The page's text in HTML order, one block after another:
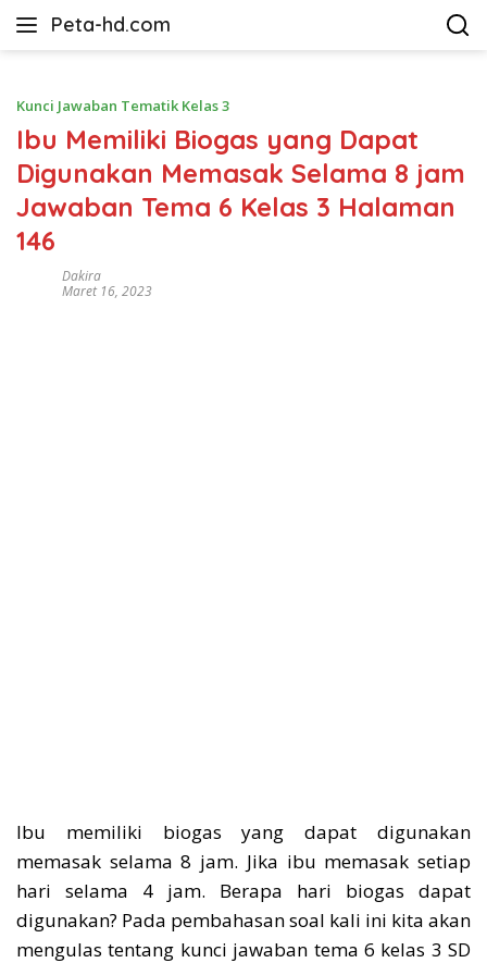
Peta-hd.com
Kumpulan
HD
Kunci Jawaban Tematik Kelas 3
Ibu Memiliki Biogas yang Dapat
Digunakan Memasak Selama 8 jam
Jawaban Tema 6 Kelas 3 Halaman
146
Dakira
Maret 16, 2023
Ibu memiliki biogas yang dapat digunakan
memasak selama 8 jam. Jika ibu memasak setiap
hari selama 4 jam. Berapa hari biogas dapat
digunakan? Pada pembahasan soal kali ini kita akan
mengulas tentang kunci jawaban tema 6 kelas 3 SD